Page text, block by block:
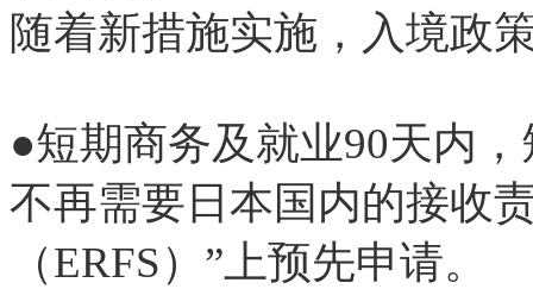
随着新措施实施，入境政
●短期商务及就业90天内
不再需要日本国内的接收
（ERFS）”上预先申请。